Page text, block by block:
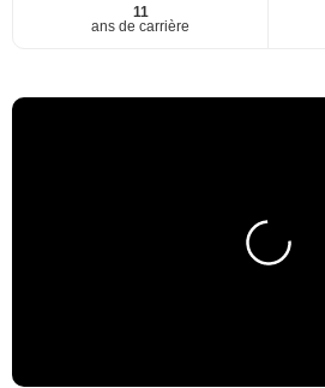
11
ans de carrière